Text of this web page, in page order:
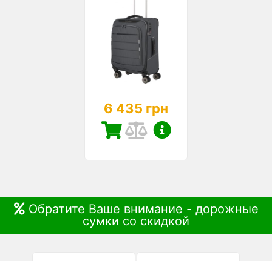
6 435 грн
Обратите Ваше внимание - дорожные
сумки со скидкой